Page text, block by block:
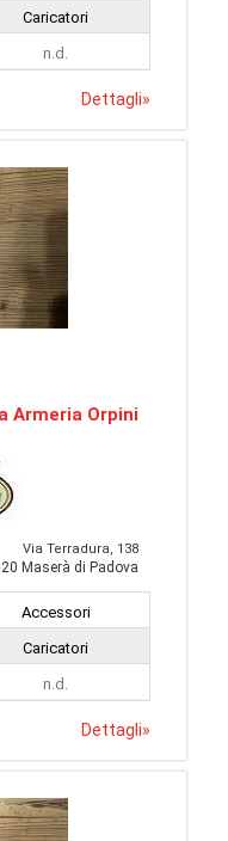
Caricatori
n.d.
Dettagli»
Armeria Orpini
Via Terradura, 138
Maserà di Padova
Accessori
Caricatori
n.d.
Dettagli»